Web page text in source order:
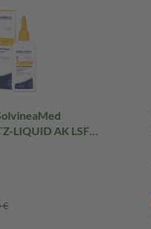
LIQUID AK LSF
€